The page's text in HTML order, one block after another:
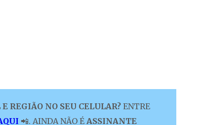
REGIÃO NO SEU CELULAR? ENTRE
📲. AINDA NÃO É ASSINANTE